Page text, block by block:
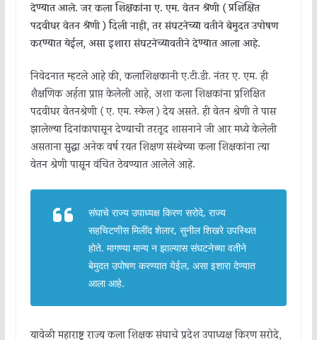
देण्यातआले. जर कला शिक्षकांना ए. एम. वेतन श्रेणी ( प्रशिक्षित
पदवीधर वेतन श्रेणी ) दिली नाही, तर संघटनेच्या वतीने बेमुदत उपोषण
करण्यात येईल, असा इशारा संघटनेच्यावतीने देण्यात आला आहे.
निवेदनात म्हटले आहे की, कलाशिक्षकानी ए.टी.डी. नंतर ए. एम. ही
शैक्षणिक अर्हता प्राप्त केलेली आहे, अशा कला शिक्षकांना प्रशिक्षित
पदवीधर वेतनश्रेणी ( ए. एम. स्केल ) देय असते. ही वेतन श्रेणी ते पास
झालेल्या दिनांकापासून देण्याची तरतूद शासनाने जी आर मध्ये केलेली
असताना सुद्धा अनेक वर्ष रयत शिक्षण संस्थेच्या कला शिक्षकांना त्या
वेतन श्रेणी पासून वंचित ठेवण्यात आलेले आहे.
संघाचे राज्य उपाध्यक्ष किरण सरोदे, राज्य
सहचिटणीस मिलींद शेलार, सुनील शिखरे उपस्थित
होते. मागण्या मान्य न झाल्यास संघटनेच्या वतीने
बेमुदत उपोषण करण्यात येईल, असा इशारा देण्यात
आला आहे.
यावेळी महाराष्ट्र राज्य कला शिक्षक संघाचे प्रदेश उपाध्यक्ष किरण सरोदे,